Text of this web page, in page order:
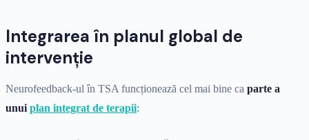
Integrarea în planul global de
intervenție
Neurofeedback-ul în TSA funcționează cel mai bine ca parte a
unui plan integrat de terapii: